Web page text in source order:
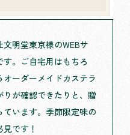
明堂東京様のWEBサ
。ご自宅用はもちろ
ーダーメイドカステラ
が確認できたりと、贈
ています。季節限定味の
です！